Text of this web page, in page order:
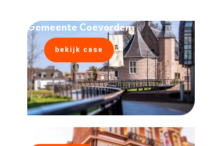
Gemeente Coevorden
bekijk case